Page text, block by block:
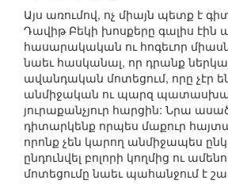
Այս առումով, ոչ միայն պետք է
Դավիթ Բեկի խոսքերը գալիս
հասարակական ու հոգեւոր
նաեւ հասկանալ, որ դրանք
ավանդական մոտեցում, որը չէր
անմիջական ու պարզ
յուրաքանչյուր հարցին: Նրա
դիտարկենք որպես մաքուր
որոնք չեն կարող անմիջապես
ընդունվել բոլորի կողմից ու
մոտեցումը նաեւ պահանջում է